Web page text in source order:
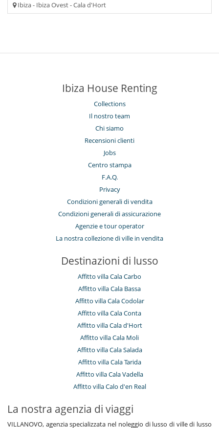
Ibiza - Ibiza Ovest - Cala d'Hort
Ibiza House Renting
Collections
Il nostro team
Chi siamo
Recensioni clienti
Jobs
Centro stampa
F.A.Q.
Privacy
Condizioni generali di vendita
Condizioni generali di assicurazione
Agenzie e tour operator
La nostra collezione di ville in vendita
Destinazioni di lusso
Affitto villa Cala Carbo
Affitto villa Cala Bassa
Affitto villa Cala Codolar
Affitto villa Cala Conta
Affitto villa Cala d'Hort
Affitto villa Cala Moli
Affitto villa Cala Salada
Affitto villa Cala Tarida
Affitto villa Cala Vadella
Affitto villa Calo d'en Real
La nostra agenzia di viaggi
VILLANOVO, agenzia specializzata nel noleggio di lusso di ville di lusso